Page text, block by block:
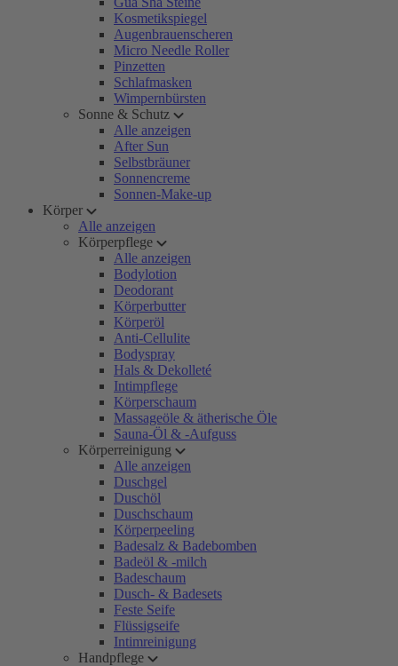
Kosmetikspiegel
Augenbrauenscheren
Micro Needle Roller
Pinzetten
Schlafmasken
Wimpernbürsten
Sonne & Schutz
Alle anzeigen
After Sun
Selbstbräuner
Sonnencreme
Sonnen-Make-up
Körper
Alle anzeigen
Körperpflege
Alle anzeigen
Bodylotion
Deodorant
Körperbutter
Körperöl
Anti-Cellulite
Bodyspray
Hals & Dekolleté
Intimpflege
Körperschaum
Massageöle & ätherische Öle
Sauna-Öl & -Aufguss
Körperreinigung
Alle anzeigen
Duschgel
Duschöl
Duschschaum
Körperpeeling
Badesalz & Badebomben
Badeöl & -milch
Badeschaum
Dusch- & Badesets
Feste Seife
Flüssigseife
Intimreinigung
Handpflege